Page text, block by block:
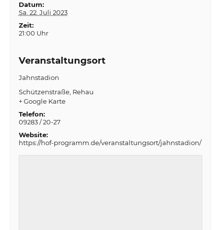
Datum:
Sa. 22. Juli 2023
Zeit:
21:00 Uhr
Veranstaltungsort
Jahnstadion
Schützenstraße Rehau
+ Google Karte
Telefon:
09283 / 20-27
Website:
https://hof-programm.de/veranstaltungsort/jahnstadion/